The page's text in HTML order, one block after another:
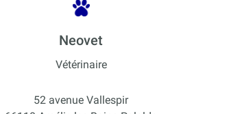
Neovet
Vétérinaire
52 avenue Vallespir